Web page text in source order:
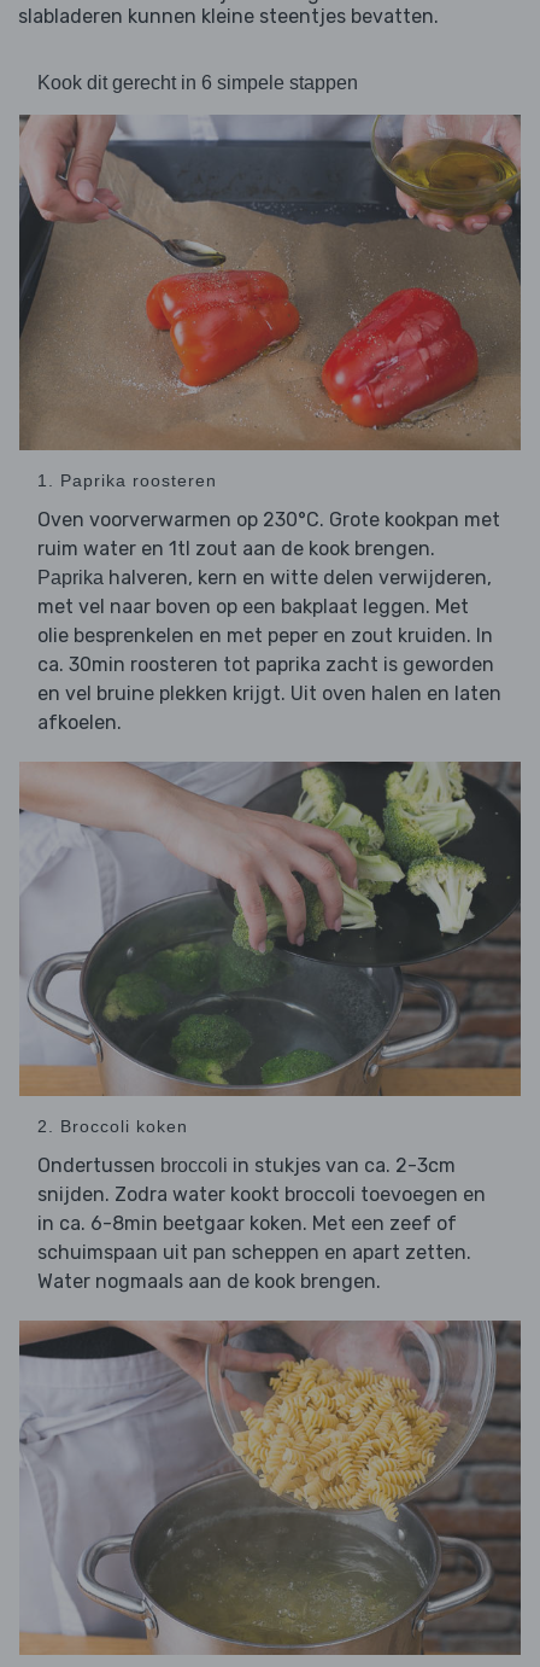
slabladeren kunnen kleine steentjes bevatten.
Kook dit gerecht in 6 simpele stappen
1. Paprika roosteren
Oven voorverwarmen op 230°C. Grote kookpan met
ruim water en 1tl zout aan de kook brengen.
Paprika halveren, kern en witte delen verwijderen,
met vel naar boven op een bakplaat leggen. Met
olie besprenkelen en met peper en zout kruiden. In
ca. 30min roosteren tot paprika zacht is geworden
en vel bruine plekken krijgt. Uit oven halen en laten
afkoelen.
2. Broccoli koken
Ondertussen broccoli in stukjes van ca. 2-3cm
snijden. Zodra water kookt broccoli toevoegen en
in ca. 6-8min beetgaar koken. Met een zeef of
schuimspaan uit pan scheppen en apart zetten.
Water nogmaals aan de kook brengen.